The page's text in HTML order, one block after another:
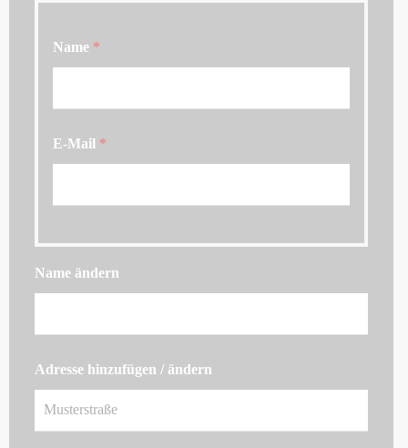
Name *
E-Mail *
Name ändern
Adresse hinzufügen / ändern